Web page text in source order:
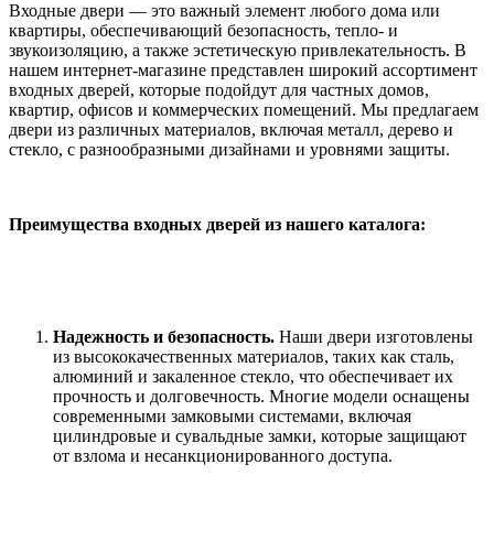
Входные двери — это важный элемент любого дома или
квартиры, обеспечивающий безопасность, тепло- и
звукоизоляцию, а также эстетическую привлекательность. В
нашем интернет-магазине представлен широкий ассортимент
входных дверей, которые подойдут для частных домов,
квартир, офисов и коммерческих помещений. Мы предлагаем
двери из различных материалов, включая металл, дерево и
стекло, с разнообразными дизайнами и уровнями защиты.
Преимущества входных дверей из нашего каталога:
Надежность и безопасность. Наши двери изготовлены
из высококачественных материалов, таких как сталь,
алюминий и закаленное стекло, что обеспечивает их
прочность и долговечность. Многие модели оснащены
современными замковыми системами, включая
цилиндровые и сувальдные замки, которые защищают
от взлома и несанкционированного доступа.